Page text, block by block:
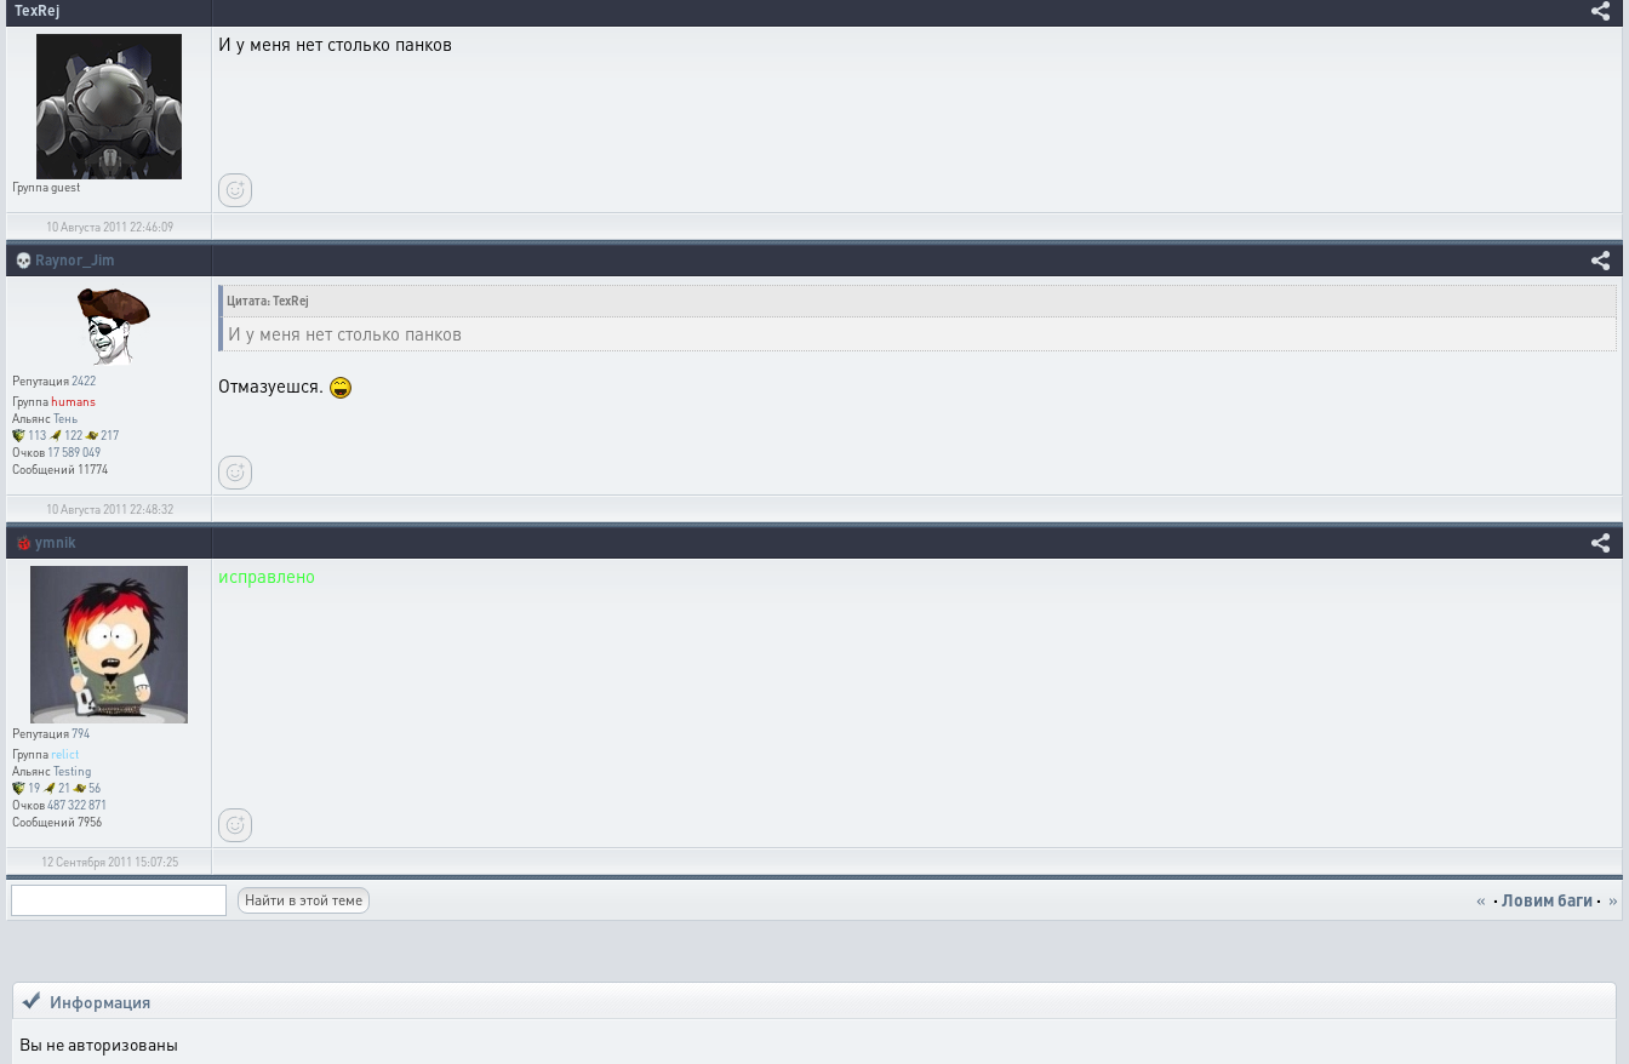
TexRej
Группаguest
И у меня нет столько панков
10 Августа 2011 22:46:09
💀 Raynor_Jim
Репутация2422
Группаhumans
АльянсТень
113
122
217
Очков 17 589 049
Сообщений 11774
Цитата: TexRej
И у меня нет столько панков
Отмазуешся.
10 Августа 2011 22:48:32
🐞 ymnik
Репутация794
Группа relict
АльянсTesting
19
21
56
Очков487 322 871
Сообщений 7956
исправлено
12 Сентября 2011 15:07:25
« · Ловим баги · »
Информация
Вы не авторизованы